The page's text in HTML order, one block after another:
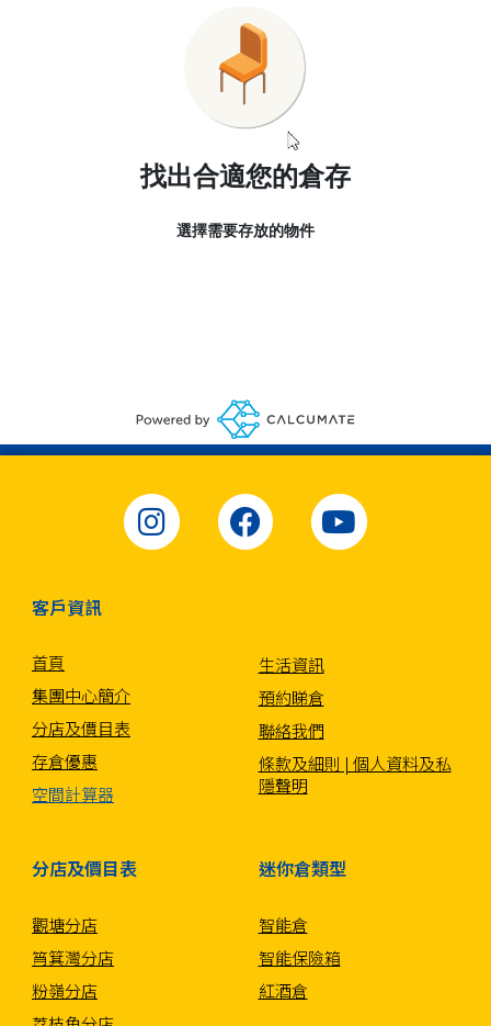
找出合適您的倉存
選擇需要存放的物件
客戶資訊
首頁
集團中心簡介
分店及價目表
存倉優惠
空間計算器
生活資訊
預約睇倉
聯絡我們
條款及細則 | 個人資料及私
隱聲明
分店及價目表
觀塘分店
筲箕灣分店
粉嶺分店
迷你倉類型
智能倉
智能保險箱
紅酒倉